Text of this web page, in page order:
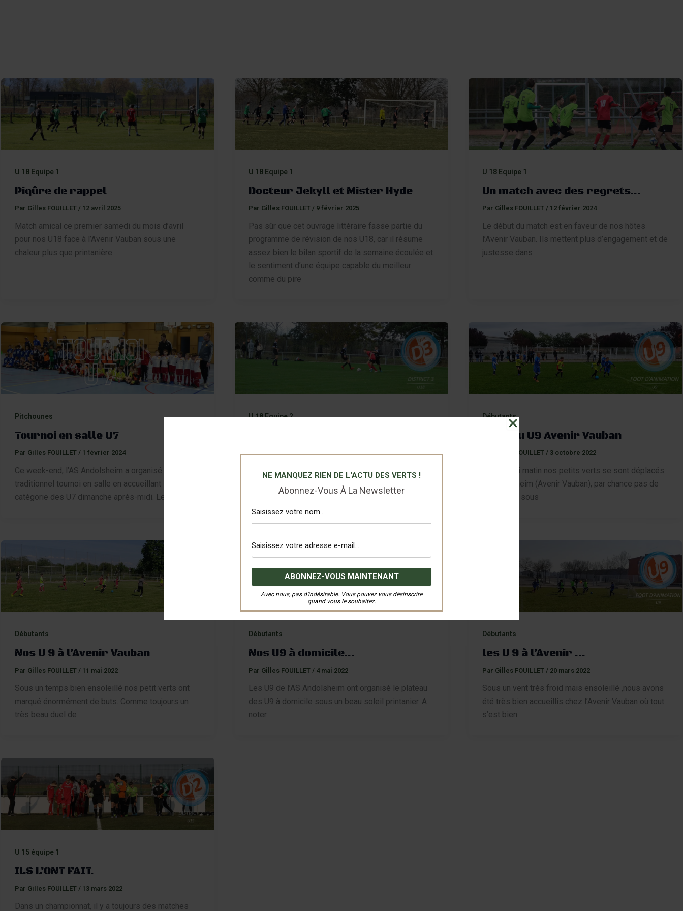
NE MANQUEZ RIEN DE L'ACTU DES VERTS !
Abonnez-Vous À La Newsletter
Avec nous, pas d’indésirable. Vous pouvez vous désinscrire
quand vous le souhaitez.
U 18 Equipe 1
Piqûre de rappel
Par Gilles FOUILLET / 12 avril 2025
Match amical ce premier samedi du mois d’avril
pour nos U18 face à l’Avenir Vauban sous une
chaleur plus que printanière.
U 18 Equipe 1
Docteur Jekyll et Mister Hyde
Par Gilles FOUILLET / 9 février 2025
Pas sûr que cet ouvrage littéraire fasse partie du
programme de révision de nos U18, car il résume
assez bien le bilan sportif de la semaine écoulée et
le sentiment d’une équipe capable du meilleur
comme du pire
U 18 Equipe 1
Un match avec des regrets…
Par Gilles FOUILLET / 12 février 2024
Le début du match est en faveur de nos hôtes
l’Avenir Vauban. Ils mettent plus d’engagement et de
justesse dans
Pitchounes
Tournoi en salle U7
Par Gilles FOUILLET / 1 février 2024
Ce week-end, l’AS Andolsheim a organisé son
traditionnel tournoi en salle en accueillant la
catégorie des U7 dimanche après-midi. Les
U 18 Equipe 2
ParGilles FOUILLET/16 octobre 2022
Déplacement de nos U18 D3 ce samedi à
Volgelsheim pour y affronter l’avenir Vauban et notre
avenir s’est vite assombri
Débutants
Plateau U9 Avenir Vauban
Gilles FOUILLET / 3 octobre 2022
Ce samedi matin nos petits verts se sont déplacés
à Volgelsheim (Avenir Vauban), par chance pas de
pluie mais sous
Débutants
Nos U 9 à l’Avenir Vauban
Par Gilles FOUILLET / 11 mai 2022
Sous un temps bien ensoleillé nos petit verts ont
marqué énormément de buts. Comme toujours un
très beau duel de
Débutants
Nos U9 à domicile…
Par Gilles FOUILLET / 4 mai 2022
Les U9 de l’AS Andolsheim ont organisé le plateau
des U9 à domicile sous un beau soleil printanier. A
noter
Débutants
les U 9 à l’Avenir …
Par Gilles FOUILLET / 20 mars 2022
Sous un vent très froid mais ensoleillé ,nous avons
été très bien accueillis chez l’Avenir Vauban où tout
s’est bien
U 15 équipe 1
ILS L’ONT FAIT.
Par Gilles FOUILLET / 13 mars 2022
Dans un championnat, il y a toujours des matches